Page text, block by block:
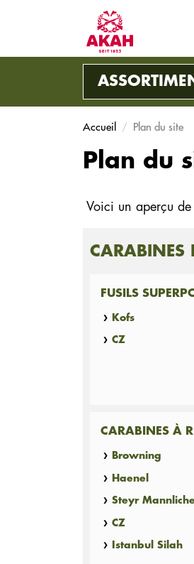
Accueil Plan du site
Plan du
Voici un aperçu de
CARABINES
FUSILS
Kofs
CZ
CARABINES À
Browning
Haenel
Steyr
CZ
Istanbul Silah